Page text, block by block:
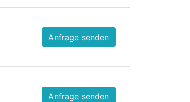
Anfrage senden
Anfrage senden